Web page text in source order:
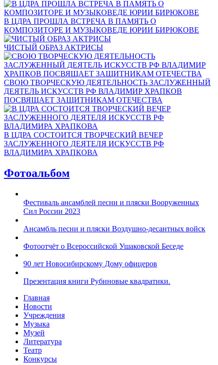
В ЦДРА ПРОШЛА ВСТРЕЧА В ПАМЯТЬ О
КОМПОЗИТОРЕ И МУЗЫКОВЕДЕ ЮРИИ БИРЮКОВЕ
ЧИСТЫЙ ОБРАЗ АКТРИСЫ
СВОЮ ТВОРЧЕСКУЮ ДЕЯТЕЛЬНОСТЬ ЗАСЛУЖЕННЫЙ
ДЕЯТЕЛЬ ИСКУССТВ РФ ВЛАДИМИР ХРАПКОВ
ПОСВЯЩАЕТ ЗАЩИТНИКАМ ОТЕЧЕСТВА
В ЦДРА СОСТОИТСЯ ТВОРЧЕСКИЙ ВЕЧЕР
ЗАСЛУЖЕННОГО ДЕЯТЕЛЯ ИСКУССТВ РФ
ВЛАДИМИРА ХРАПКОВА
Фотоальбом
Фестиваль ансамблей песни и пляски Вооруженных
Сил России 2023
Ансамбль песни и пляски Воздушно-десантных войск
Фотоотчёт о Всероссийской Ушаковской Беседе
90 лет Новосибирскому Дому офицеров
Презентация книги Рубиновые квадратики.
Главная
Новости
Учреждения
Музыка
Музей
Литература
Театр
Конкурсы